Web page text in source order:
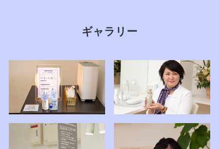
ギャラリー